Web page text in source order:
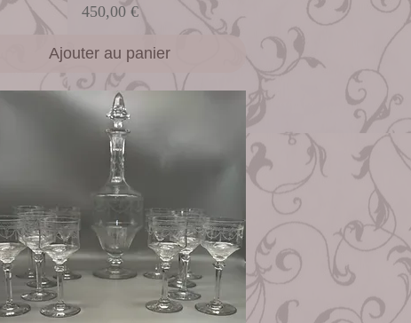
Prix
450,00 €
Ajouter au panier